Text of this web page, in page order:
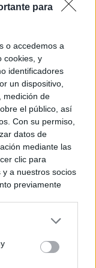
para
o accedemos a
cookies, y
identificadores
un dispositivo,
medición de
el público, así
Con su permiso,
datos de
mediante las
clic para
a nuestros socios
previamente
que algún
de
se aplicarán